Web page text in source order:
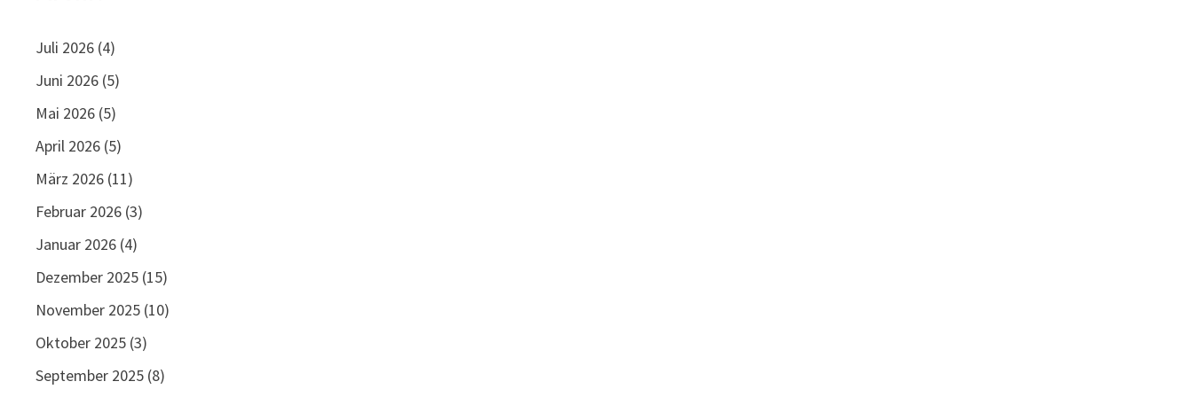
Juli 2026 (4)
Juni 2026 (5)
Mai 2026 (5)
April 2026 (5)
März 2026 (11)
Februar 2026 (3)
Januar 2026 (4)
Dezember 2025 (15)
November 2025 (10)
Oktober 2025 (3)
September 2025 (8)